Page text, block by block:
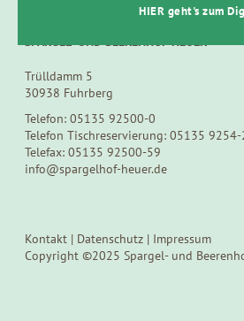
SPARGEL- UND BEERENHOF HEUER
Trülldamm 5
30938 Fuhrberg
Telefon: 05135 92500-0
Telefon Tischreservierung: 05135 9254-
Telefax: 05135 92500-59
info@spargelhof-heuer.de
Kontakt | Datenschutz | Impressum
Copyright ©2025 Spargel- und
HIER geht's zum